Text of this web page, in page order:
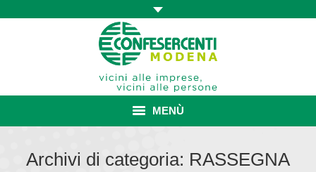
MENÙ
Archivi di categoria: RASSEGNA